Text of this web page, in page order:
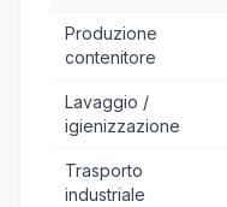
Produzione
contenitore
Lavaggio /
igienizzazione
Trasporto
industriale